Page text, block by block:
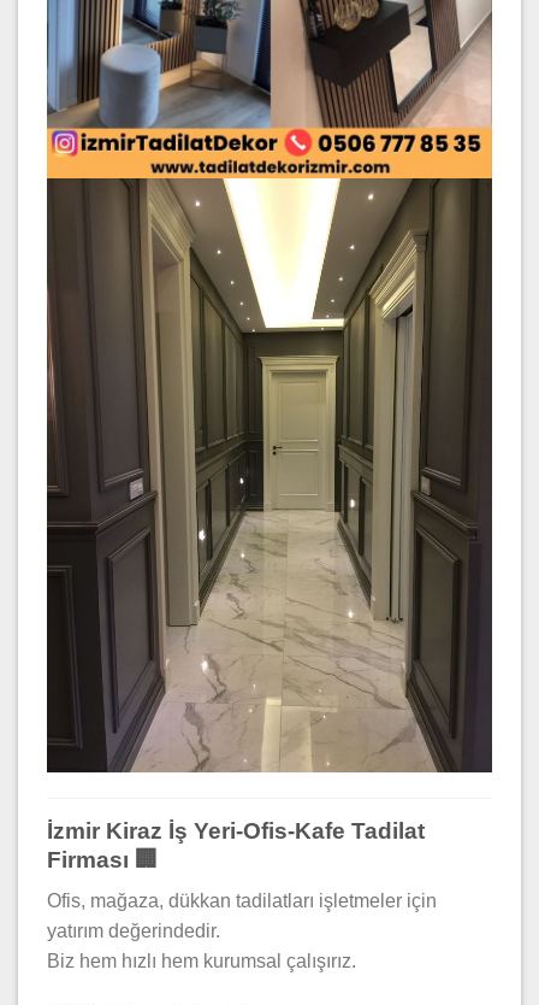
İzmir Kiraz İş Yeri-Ofis-Kafe Tadilat
Firması 🏢
Ofis, mağaza, dükkan tadilatları işletmeler için
yatırım değerindedir.
Biz hem hızlı hem kurumsal çalışırız.